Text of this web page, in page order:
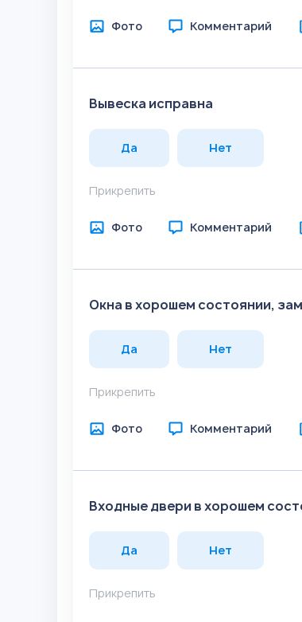
Фото Комментарий
Вывеска исправна
Да Нет
Прикрепить
Фото Комментарий
Окна в хорошем состоянии,
Да Нет
Прикрепить
Фото Комментарий
Входные двери в хорошем
Да Нет
Прикрепить